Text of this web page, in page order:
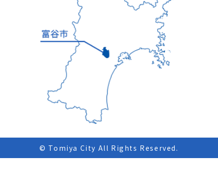
© Tomiya City All Rights Reserved.